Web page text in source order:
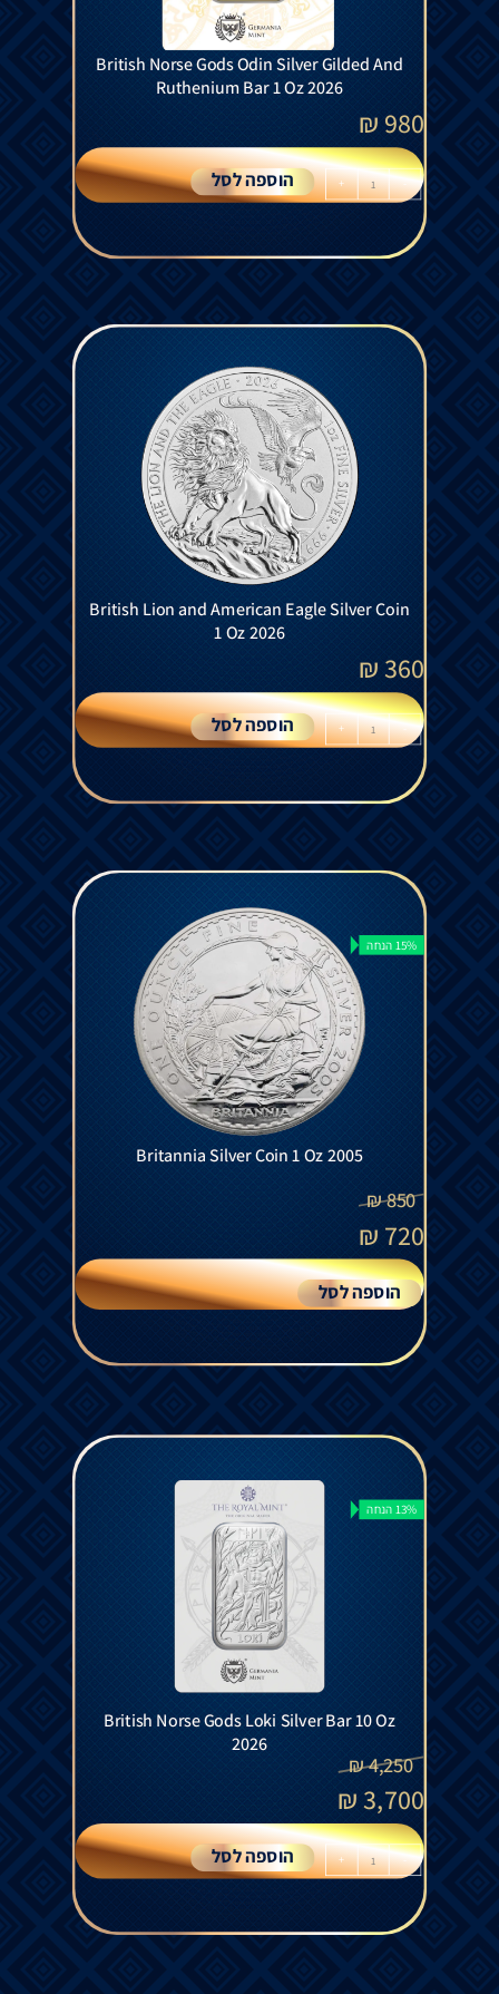
British Norse Gods Odin Silver Gilded And
Ruthenium Bar 1 Oz 2026
980
₪
-
+ הוספה לסל
British Lion and American Eagle Silver Coin
1 Oz 2026
360
₪
-
+ הוספה לסל
15% הנחה
Britannia Silver Coin 1 Oz 2005
850
₪
720
₪
הוספה לסל
13% הנחה
British Norse Gods Loki Silver Bar 10 Oz
2026
4,250
₪
3,700
₪
-
+ הוספה לסל